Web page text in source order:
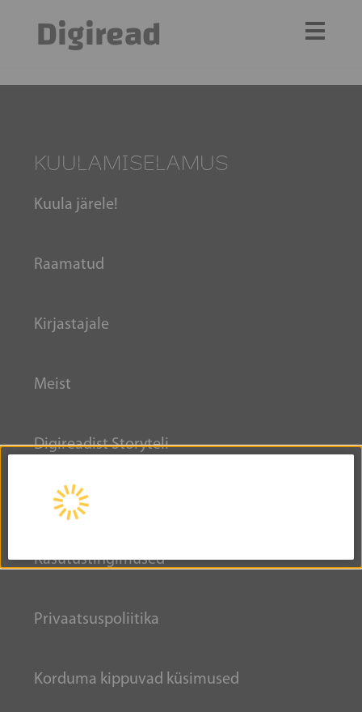
Digiread
KUULAMISELAMUS
Kuula järele!
Raamatud
Kirjastajale
Meist
Digireadist Storyteli
INFORMATSIOON
Kasutustingimused
Privaatsuspoliitika
Korduma kippuvad küsimused